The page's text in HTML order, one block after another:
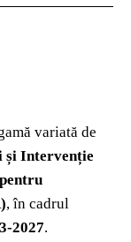
variată de
și Intervenție
, în cadrul
2027.